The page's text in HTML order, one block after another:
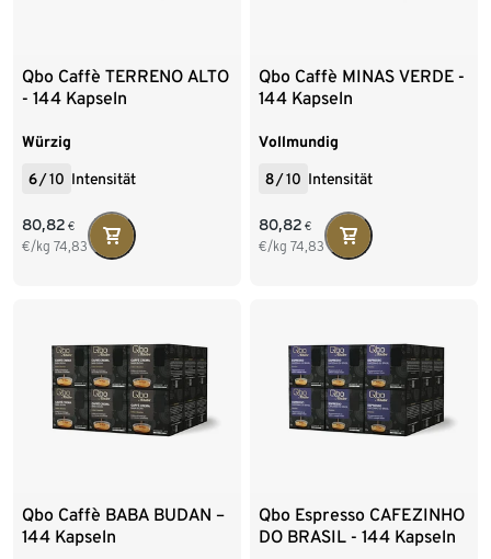
Qbo Caffè TERRENO ALTO
- 144 Kapseln
Würzig
6/10 Intensität
80,82 €
€/kg 74,83
Qbo Caffè MINAS VERDE -
144 Kapseln
Vollmundig
8/10 Intensität
80,82 €
€/kg 74,83
Qbo Caffè BABA BUDAN –
144 Kapseln
Qbo Espresso CAFEZINHO
DO BRASIL - 144 Kapseln